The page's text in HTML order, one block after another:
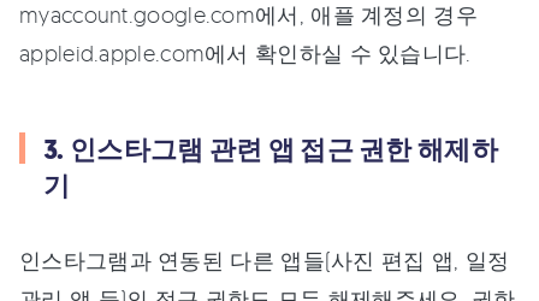
myaccount.google.com에서, 애플 계정의 경우
appleid.apple.com에서 확인하실 수 있습니다.
3. 인스타그램 관련 앱 접근 권한 해제하
기
인스타그램과 연동된 다른 앱들(사진 편집 앱, 일정